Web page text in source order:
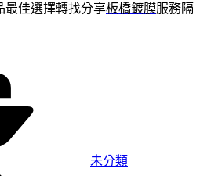
最佳選擇轉找分享板橋鍍膜服務隔
未分類